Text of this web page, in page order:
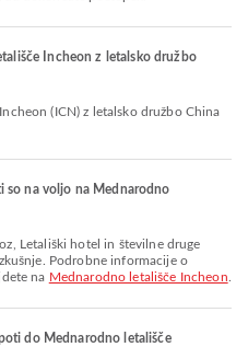
Incheon z letalsko družbo
so na voljo na Mednarodno
Podrobne informacije o
na Mednarodno letališče Incheon
do Mednarodno letališče